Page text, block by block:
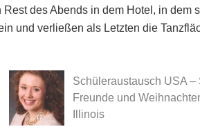
Rest des Abends in dem Hotel, in dem
und verließen als Letzten die
Schüleraustausch USA –
Freunde und
Illinois